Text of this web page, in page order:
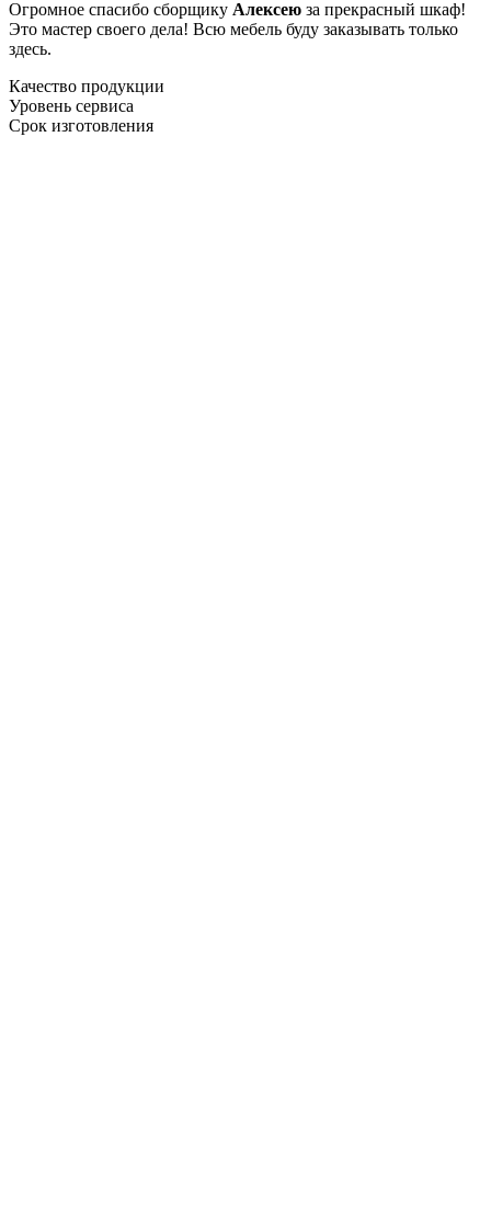
Огромное спасибо сборщику Алексею за прекрасный шкаф!
Это мастер своего дела! Всю мебель буду заказывать только
здесь.
Качество продукции
Уровень сервиса
Срок изготовления